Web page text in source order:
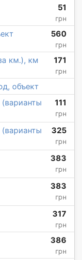
51
грн
560
грн
км.), км 171
грн
объект
111
грн
325
грн
383
грн
383
грн
317
грн
386
грн